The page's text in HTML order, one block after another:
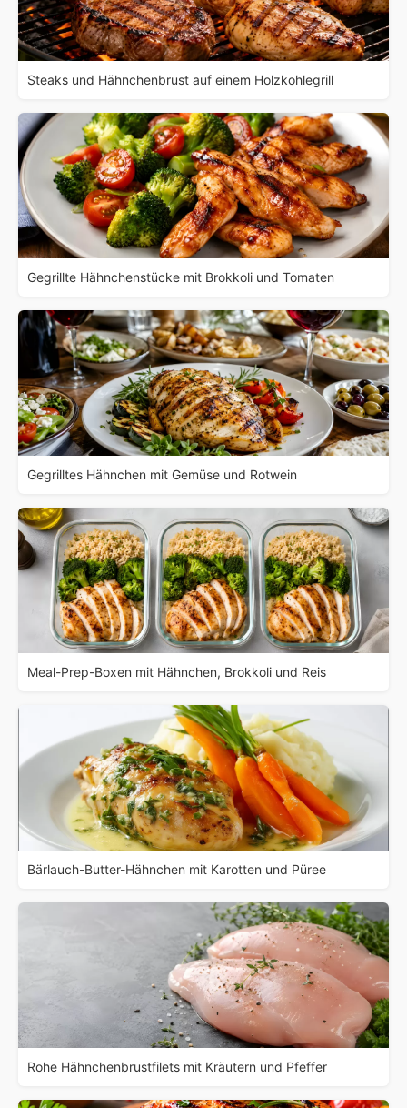
Steaks und Hähnchenbrust auf einem Holzkohlegrill
Gegrillte Hähnchenstücke mit Brokkoli und Tomaten
Gegrilltes Hähnchen mit Gemüse und Rotwein
Meal-Prep-Boxen mit Hähnchen, Brokkoli und Reis
Bärlauch-Butter-Hähnchen mit Karotten und Püree
Rohe Hähnchenbrustfilets mit Kräutern und Pfeffer